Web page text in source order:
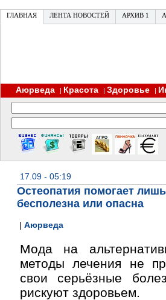
ГЛАВНАЯ ЛЕНТА НОВОСТЕЙ АРХИВ 1
Аюрведа | Красота | Здоровье |
17.09 - 05:19
Остеопатия помогает
бесполезна или опасна
| Аюрведа
Мода на
методы лечения не
свои серьёзные
рискуют здоровьем.